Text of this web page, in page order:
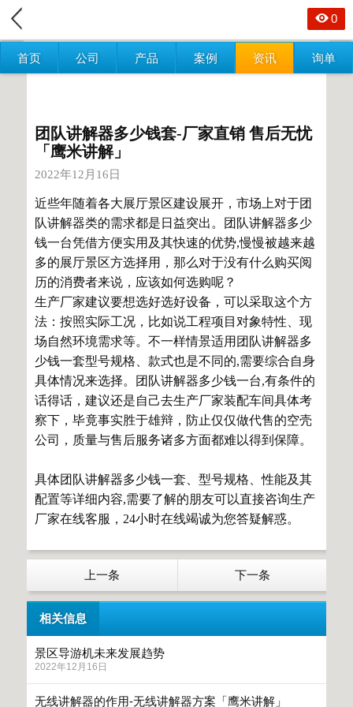
首页 公司 产品 案例 资讯 询单
0
团队讲解器多少钱套-厂家直销 售后无忧
「鹰米讲解」
2022年12月16日
近些年随着各大展厅景区建设展开，市场上对于团
队讲解器类的需求都是日益突出。团队讲解器多少
钱一台凭借方便实用及其快速的优势,慢慢被越来越
多的展厅景区方选择用，那么对于没有什么购买阅
历的消费者来说，应该如何选购呢？
生产厂家建议要想选好选好设备，可以采取这个方
法：按照实际工况，比如说工程项目对象特性、现
场自然环境需求等。不一样情景适用团队讲解器多
少钱一套型号规格、款式也是不同的,需要综合自身
具体情况来选择。团队讲解器多少钱一台,有条件的
话得话，建议还是自己去生产厂家装配车间具体考
察下，毕竟事实胜于雄辩，防止仅仅做代售的空壳
公司，质量与售后服务诸多方面都难以得到保障。
具体团队讲解器多少钱一套、型号规格、性能及其
配置等详细内容,需要了解的朋友可以直接咨询生产
厂家在线客服，24小时在线竭诚为您答疑解惑。
上一条 下一条
相关信息
景区导游机未来发展趋势
2022年12月16日
无线讲解器的作用-无线讲解器方案「鹰米讲解」